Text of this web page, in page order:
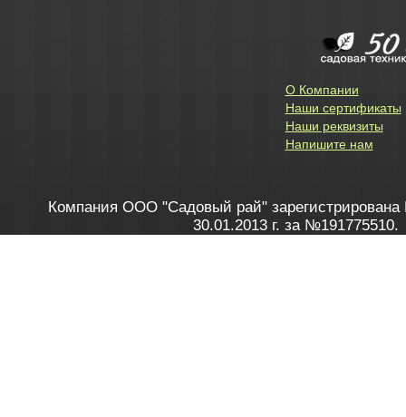
О Компании
Наши сертификаты
Наши реквизиты
Напишите нам
Компания ООО "Садовый рай" зарегистрирована
30.01.2013 г. за №191775510.